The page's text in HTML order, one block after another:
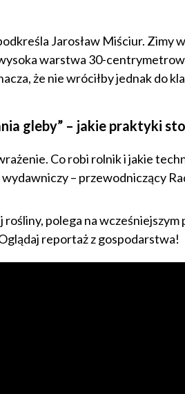
Jarosław Miściur. Zimy
warstwa 30-
że nie wróciłby jednak do
gleby” – jakie praktyki
Co robi rolnik i jakie
– przewodniczący
rośliny, polega na
reportaż z gospodarstwa!